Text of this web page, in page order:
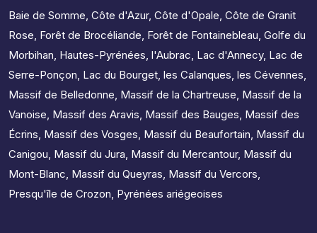
Baie de Somme, Côte d'Azur, Côte d'Opale, Côte de Granit
Rose, Forêt de Brocéliande, Forêt de Fontainebleau, Golfe du
Morbihan, Hautes-Pyrénées, l'Aubrac, Lac d'Annecy, Lac de
Serre-Ponçon, Lac du Bourget, les Calanques, les Cévennes,
Massif de Belledonne, Massif de la Chartreuse, Massif de la
Vanoise, Massif des Aravis, Massif des Bauges, Massif des
Écrins, Massif des Vosges, Massif du Beaufortain, Massif du
Canigou, Massif du Jura, Massif du Mercantour, Massif du
Mont-Blanc, Massif du Queyras, Massif du Vercors,
Presqu'île de Crozon, Pyrénées ariégeoises